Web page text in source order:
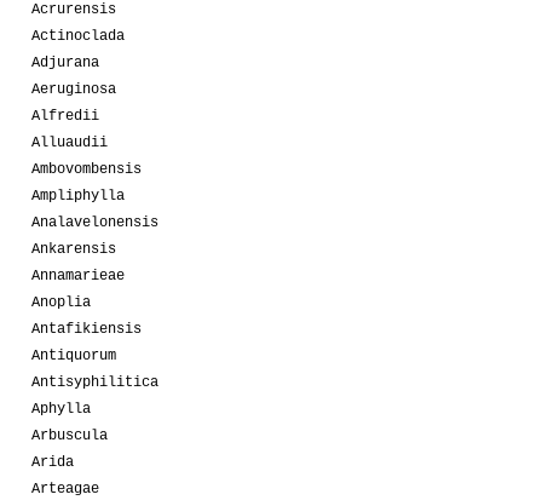
Acrurensis
Actinoclada
Adjurana
Aeruginosa
Alfredii
Alluaudii
Ambovombensis
Ampliphylla
Analavelonensis
Ankarensis
Annamarieae
Anoplia
Antafikiensis
Antiquorum
Antisyphilitica
Aphylla
Arbuscula
Arida
Arteagae